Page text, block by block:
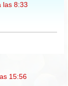
las 8:33
15:56